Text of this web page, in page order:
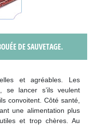
DE SAUVETAGE.
et agréables. Les
se lancer s’ils veulent
convoitent. Côté santé,
une alimentation plus
et trop chères. Au